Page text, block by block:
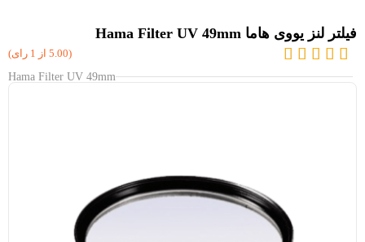
فیلتر لنز یووی هاما Hama Filter UV 49mm
(5.00 از 1 رای)
Hama Filter UV 49mm